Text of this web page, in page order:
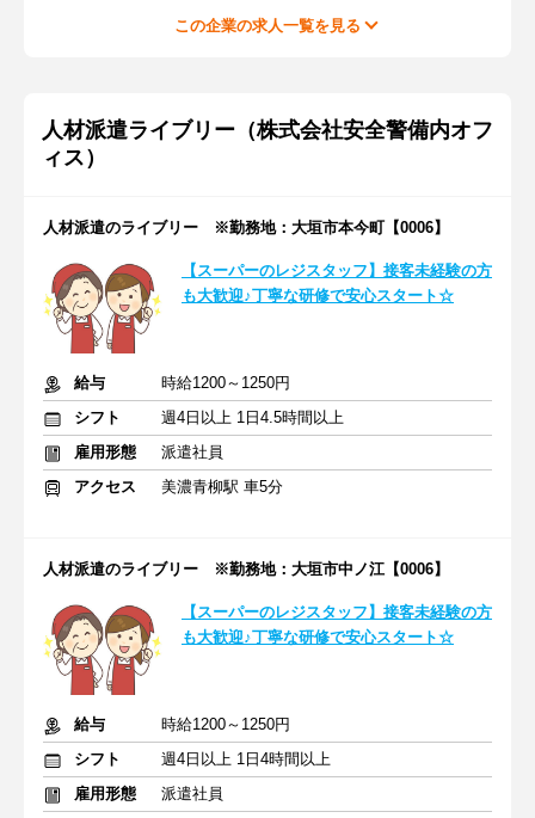
この企業の求人一覧を見る
人材派遣ライブリー（株式会社安全警備内オフ
ィス）
人材派遣のライブリー ※勤務地：大垣市本今町【0006】
【スーパーのレジスタッフ】接客未経験の方
も大歓迎♪丁寧な研修で安心スタート☆
給与
時給1200～1250円
シフト
週4日以上 1日4.5時間以上
雇用形態
派遣社員
アクセス
美濃青柳駅 車5分
人材派遣のライブリー ※勤務地：大垣市中ノ江【0006】
【スーパーのレジスタッフ】接客未経験の方
も大歓迎♪丁寧な研修で安心スタート☆
給与
時給1200～1250円
シフト
週4日以上 1日4時間以上
雇用形態
派遣社員